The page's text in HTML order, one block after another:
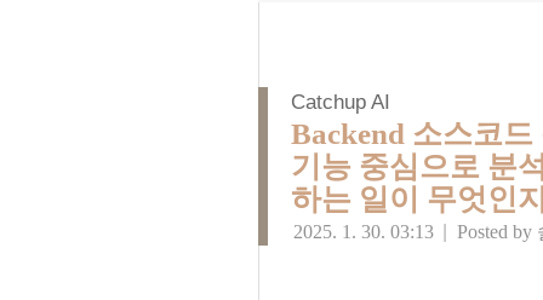
Catchup AI
Backend 소스코
기능 중심으로 분
하는 일이 무엇인
2025. 1. 30. 03:13 Posted by